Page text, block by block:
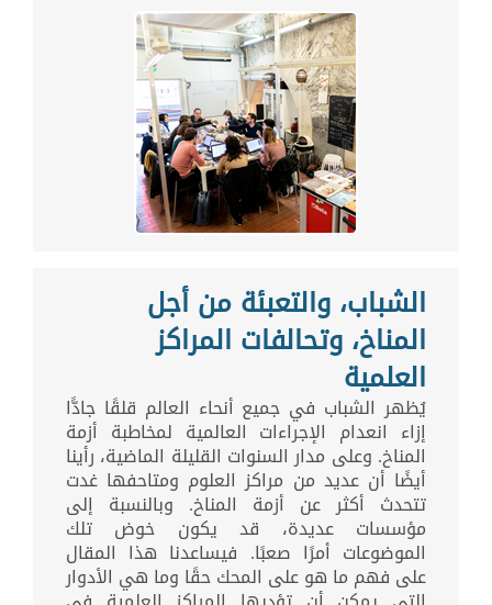
الشباب، والتعبئة من أجل
المناخ، وتحالفات المراكز
العلمية
يُظهر الشباب في جميع أنحاء العالم قلقًا جادًّا
إزاء انعدام الإجراءات العالمية لمخاطبة أزمة
المناخ. وعلى مدار السنوات القليلة الماضية، رأينا
أيضًا أن عديد من مراكز العلوم ومتاحفها غدت
تتحدث أكثر عن أزمة المناخ. وبالنسبة إلى
مؤسسات عديدة، قد يكون خوض تلك
الموضوعات أمرًا صعبًا. فيساعدنا هذا المقال
على فهم ما هو على المحك حقًا وما هي الأدوار